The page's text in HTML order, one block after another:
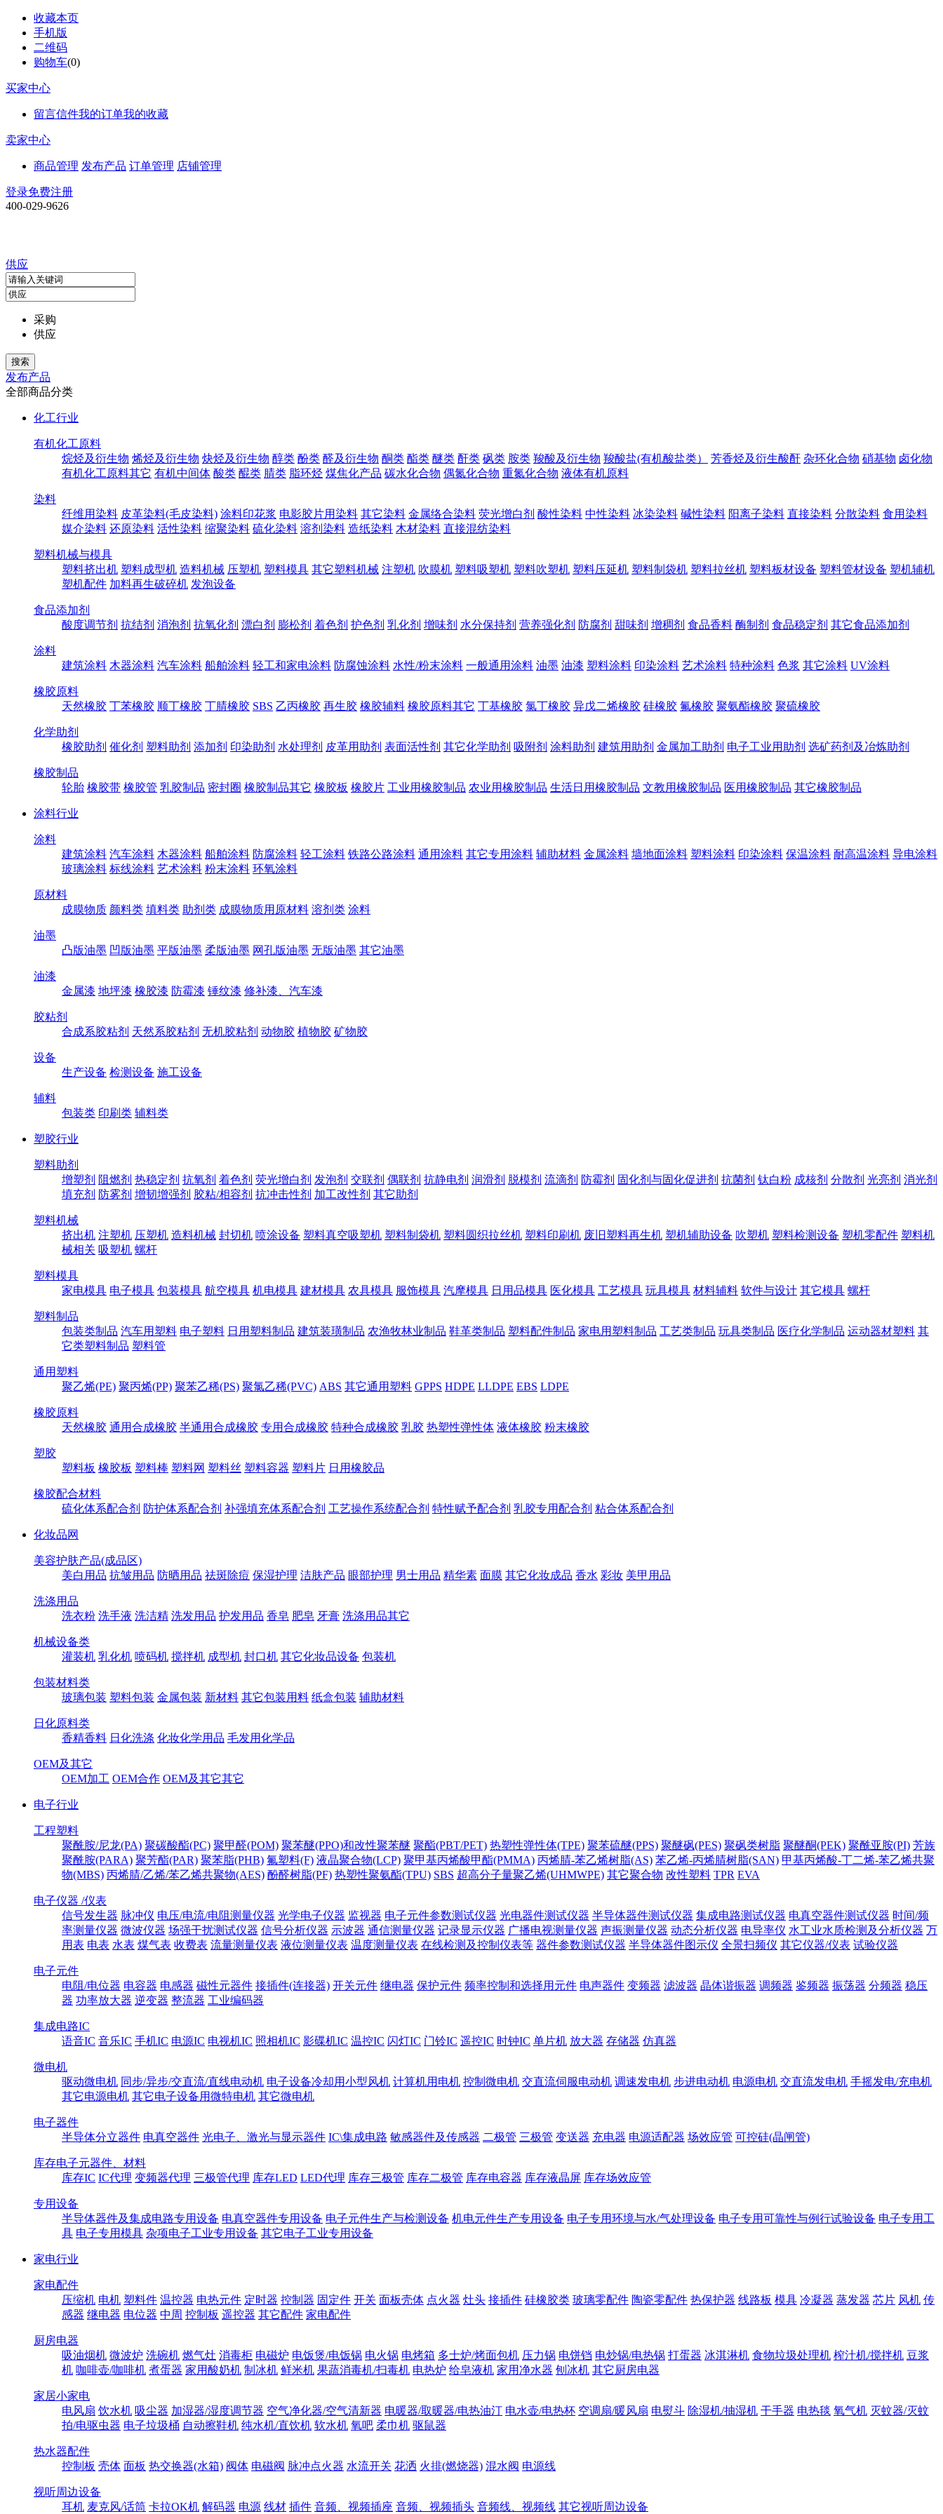
收藏本页
手机版
二维码
购物车(0)
买家中心
留言信件我的订单我的收藏
卖家中心
商品管理 发布产品 订单管理 店铺管理
登录免费注册
400-029-9626
供应
采购
供应
发布产品
全部商品分类
化工行业
有机化工原料
烷烃及衍生物 烯烃及衍生物 炔烃及衍生物 醇类 酚类 醛及衍生物 酮类 酯类 醚类 酐类 砜类 胺类 羧酸及衍生物 羧酸盐(有机酸盐类） 芳香烃及衍生酸酐 杂环化合物 硝基物 卤化物
有机化工原料其它 有机中间体 酸类 醌类 腈类 脂环烃 煤焦化产品 碳水化合物 偶氮化合物 重氮化合物 液体有机原料
染料
纤维用染料 皮革染料(毛皮染料) 涂料印花浆 电影胶片用染料 其它染料 金属络合染料 荧光增白剂 酸性染料 中性染料 冰染染料 碱性染料 阳离子染料 直接染料 分散染料 食用染料
媒介染料 还原染料 活性染料 缩聚染料 硫化染料 溶剂染料 造纸染料 木材染料 直接混纺染料
塑料机械与模具
塑料挤出机 塑料成型机 造料机械 压塑机 塑料模具 其它塑料机械 注塑机 吹膜机 塑料吸塑机 塑料吹塑机 塑料压延机 塑料制袋机 塑料拉丝机 塑料板材设备 塑料管材设备 塑机辅机
塑机配件 加料再生破碎机 发泡设备
食品添加剂
酸度调节剂 抗结剂 消泡剂 抗氧化剂 漂白剂 膨松剂 着色剂 护色剂 乳化剂 增味剂 水分保持剂 营养强化剂 防腐剂 甜味剂 增稠剂 食品香料 酶制剂 食品稳定剂 其它食品添加剂
涂料
建筑涂料 木器涂料 汽车涂料 船舶涂料 轻工和家电涂料 防腐蚀涂料 水性/粉末涂料 一般通用涂料 油墨 油漆 塑料涂料 印染涂料 艺术涂料 特种涂料 色浆 其它涂料 UV涂料
橡胶原料
天然橡胶 丁苯橡胶 顺丁橡胶 丁腈橡胶 SBS 乙丙橡胶 再生胶 橡胶辅料 橡胶原料其它 丁基橡胶 氯丁橡胶 异戊二烯橡胶 硅橡胶 氟橡胶 聚氨酯橡胶 聚硫橡胶
化学助剂
橡胶助剂 催化剂 塑料助剂 添加剂 印染助剂 水处理剂 皮革用助剂 表面活性剂 其它化学助剂 吸附剂 涂料助剂 建筑用助剂 金属加工助剂 电子工业用助剂 选矿药剂及冶炼助剂
橡胶制品
轮胎 橡胶带 橡胶管 乳胶制品 密封圈 橡胶制品其它 橡胶板 橡胶片 工业用橡胶制品 农业用橡胶制品 生活日用橡胶制品 文教用橡胶制品 医用橡胶制品 其它橡胶制品
涂料行业
涂料
建筑涂料 汽车涂料 木器涂料 船舶涂料 防腐涂料 轻工涂料 铁路公路涂料 通用涂料 其它专用涂料 辅助材料 金属涂料 墙地面涂料 塑料涂料 印染涂料 保温涂料 耐高温涂料 导电涂料
玻璃涂料 标线涂料 艺术涂料 粉末涂料 环氧涂料
原材料
成膜物质 颜料类 填料类 助剂类 成膜物质用原材料 溶剂类 涂料
油墨
凸版油墨 凹版油墨 平版油墨 柔版油墨 网孔版油墨 无版油墨 其它油墨
油漆
金属漆 地坪漆 橡胶漆 防霉漆 锤纹漆 修补漆、汽车漆
胶粘剂
合成系胶粘剂 天然系胶粘剂 无机胶粘剂 动物胶 植物胶 矿物胶
设备
生产设备 检测设备 施工设备
辅料
包装类 印刷类 辅料类
塑胶行业
塑料助剂
增塑剂 阻燃剂 热稳定剂 抗氧剂 着色剂 荧光增白剂 发泡剂 交联剂 偶联剂 抗静电剂 润滑剂 脱模剂 流滴剂 防霉剂 固化剂与固化促进剂 抗菌剂 钛白粉 成核剂 分散剂 光亮剂 消光剂
填充剂 防雾剂 增韧增强剂 胶粘/相容剂 抗冲击性剂 加工改性剂 其它助剂
塑料机械
挤出机 注塑机 压塑机 造料机械 封切机 喷涂设备 塑料真空吸塑机 塑料制袋机 塑料圆织拉丝机 塑料印刷机 废旧塑料再生机 塑机辅助设备 吹塑机 塑料检测设备 塑机零配件 塑料机
械相关 吸塑机 螺杆
塑料模具
家电模具 电子模具 包装模具 航空模具 机电模具 建材模具 农具模具 服饰模具 汽摩模具 日用品模具 医化模具 工艺模具 玩具模具 材料辅料 软件与设计 其它模具 螺杆
塑料制品
包装类制品 汽车用塑料 电子塑料 日用塑料制品 建筑装璜制品 农渔牧林业制品 鞋革类制品 塑料配件制品 家电用塑料制品 工艺类制品 玩具类制品 医疗化学制品 运动器材塑料 其
它类塑料制品 塑料管
通用塑料
聚乙烯(PE) 聚丙烯(PP) 聚苯乙稀(PS) 聚氯乙稀(PVC) ABS 其它通用塑料 GPPS HDPE LLDPE EBS LDPE
橡胶原料
天然橡胶 通用合成橡胶 半通用合成橡胶 专用合成橡胶 特种合成橡胶 乳胶 热塑性弹性体 液体橡胶 粉末橡胶
塑胶
塑料板 橡胶板 塑料棒 塑料网 塑料丝 塑料容器 塑料片 日用橡胶品
橡胶配合材料
硫化体系配合剂 防护体系配合剂 补强填充体系配合剂 工艺操作系统配合剂 特性赋予配合剂 乳胶专用配合剂 粘合体系配合剂
化妆品网
美容护肤产品(成品区)
美白用品 抗皱用品 防晒用品 祛斑除痘 保湿护理 洁肤产品 眼部护理 男士用品 精华素 面膜 其它化妆成品 香水 彩妆 美甲用品
洗涤用品
洗衣粉 洗手液 洗洁精 洗发用品 护发用品 香皂 肥皂 牙膏 洗涤用品其它
机械设备类
灌装机 乳化机 喷码机 搅拌机 成型机 封口机 其它化妆品设备 包装机
包装材料类
玻璃包装 塑料包装 金属包装 新材料 其它包装用料 纸盒包装 辅助材料
日化原料类
香精香料 日化洗涤 化妆化学用品 毛发用化学品
OEM及其它
OEM加工 OEM合作 OEM及其它其它
电子行业
工程塑料
聚酰胺/尼龙(PA) 聚碳酸酯(PC) 聚甲醛(POM) 聚苯醚(PPO)和改性聚苯醚 聚酯(PBT/PET) 热塑性弹性体(TPE) 聚苯硫醚(PPS) 聚醚砜(PES) 聚砜类树脂 聚醚酮(PEK) 聚酰亚胺(PI) 芳族
聚酰胺(PARA) 聚芳酯(PAR) 聚苯脂(PHB) 氟塑料(F) 液晶聚合物(LCP) 聚甲基丙烯酸甲酯(PMMA) 丙烯腈-苯乙烯树脂(AS) 苯乙烯-丙烯腈树脂(SAN) 甲基丙烯酸-丁二烯-苯乙烯共聚
物(MBS) 丙烯腈/乙烯/苯乙烯共聚物(AES) 酚醛树脂(PF) 热塑性聚氨酯(TPU) SBS 超高分子量聚乙烯(UHMWPE) 其它聚合物 改性塑料 TPR EVA
电子仪器 /仪表
信号发生器 脉冲仪 电压/电流/电阻测量仪器 光学电子仪器 监视器 电子元件参数测试仪器 光电器件测试仪器 半导体器件测试仪器 集成电路测试仪器 电真空器件测试仪器 时间/频
率测量仪器 微波仪器 场强干扰测试仪器 信号分析仪器 示波器 通信测量仪器 记录显示仪器 广播电视测量仪器 声振测量仪器 动态分析仪器 电导率仪 水工业水质检测及分析仪器 万
用表 电表 水表 煤气表 收费表 流量测量仪表 液位测量仪表 温度测量仪表 在线检测及控制仪表等 器件参数测试仪器 半导体器件图示仪 全景扫频仪 其它仪器/仪表 试验仪器
电子元件
电阻/电位器 电容器 电感器 磁性元器件 接插件(连接器) 开关元件 继电器 保护元件 频率控制和选择用元件 电声器件 变频器 滤波器 晶体谐振器 调频器 鉴频器 振荡器 分频器 稳压
器 功率放大器 逆变器 整流器 工业编码器
集成电路IC
语音IC 音乐IC 手机IC 电源IC 电视机IC 照相机IC 影碟机IC 温控IC 闪灯IC 门铃IC 遥控IC 时钟IC 单片机 放大器 存储器 仿真器
微电机
驱动微电机 同步/异步/交直流/直线电动机 电子设备冷却用小型风机 计算机用电机 控制微电机 交直流伺服电动机 调速发电机 步进电动机 电源电机 交直流发电机 手摇发电/充电机
其它电源电机 其它电子设备用微特电机 其它微电机
电子器件
半导体分立器件 电真空器件 光电子、激光与显示器件 IC\集成电路 敏感器件及传感器 二极管 三极管 变送器 充电器 电源适配器 场效应管 可控硅(晶闸管)
库存电子元器件、材料
库存IC IC代理 变频器代理 三极管代理 库存LED LED代理 库存三极管 库存二极管 库存电容器 库存液晶屏 库存场效应管
专用设备
半导体器件及集成电路专用设备 电真空器件专用设备 电子元件生产与检测设备 机电元件生产专用设备 电子专用环境与水/气处理设备 电子专用可靠性与例行试验设备 电子专用工
具 电子专用模具 杂项电子工业专用设备 其它电子工业专用设备
家电行业
家电配件
压缩机 电机 塑料件 温控器 电热元件 定时器 控制器 固定件 开关 面板壳体 点火器 灶头 接插件 硅橡胶类 玻璃零配件 陶瓷零配件 热保护器 线路板 模具 冷凝器 蒸发器 芯片 风机 传
感器 继电器 电位器 中周 控制板 遥控器 其它配件 家电配件
厨房电器
吸油烟机 微波炉 洗碗机 燃气灶 消毒柜 电磁炉 电饭煲/电饭锅 电火锅 电烤箱 多士炉/烤面包机 压力锅 电饼铛 电炒锅/电热锅 打蛋器 冰淇淋机 食物垃圾处理机 榨汁机/搅拌机 豆浆
机 咖啡壶/咖啡机 煮蛋器 家用酸奶机 制冰机 鲜米机 果蔬消毒机/扫毒机 电热炉 给皂液机 家用净水器 刨冰机 其它厨房电器
家居小家电
电风扇 饮水机 吸尘器 加湿器/湿度调节器 空气净化器/空气清新器 电暖器/取暖器/电热油汀 电水壶/电热杯 空调扇/暖风扇 电熨斗 除湿机/抽湿机 干手器 电热毯 氧气机 灭蚊器/灭蚊
拍/电驱虫器 电子垃圾桶 自动擦鞋机 纯水机/直饮机 软水机 氧吧 柔巾机 驱鼠器
热水器配件
控制板 壳体 面板 热交换器(水箱) 阀体 电磁阀 脉冲点火器 水流开关 花洒 火排(燃烧器) 混水阀 电源线
视听周边设备
耳机 麦克风/话筒 卡拉OK机 解码器 电源 线材 插件 音频、视频插座 音频、视频插头 音频线、视频线 其它视听周边设备